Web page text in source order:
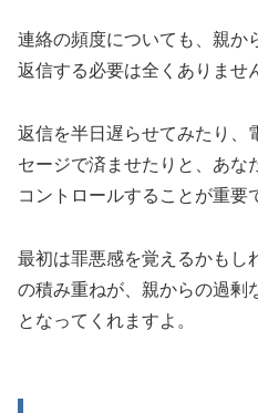
連絡の頻度についても、親か
返信する必要は全くありませ
返信を半日遅らせてみたり、
セージで済ませたりと、あな
コントロールすることが重要
最初は罪悪感を覚えるかもし
の積み重ねが、親からの過剰
となってくれますよ。